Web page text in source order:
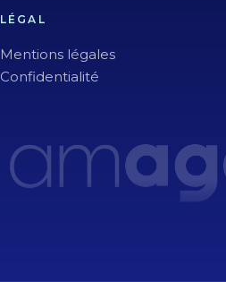
LÉGAL
Mentions légales
Confidentialité